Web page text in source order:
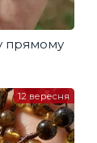
прямому
12 вересня